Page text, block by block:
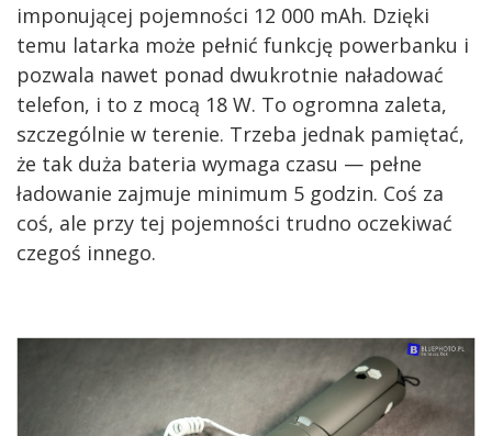
imponującej pojemności 12 000 mAh. Dzięki
temu latarka może pełnić funkcję powerbanku i
pozwala nawet ponad dwukrotnie naładować
telefon, i to z mocą 18 W. To ogromna zaleta,
szczególnie w terenie. Trzeba jednak pamiętać,
że tak duża bateria wymaga czasu — pełne
ładowanie zajmuje minimum 5 godzin. Coś za
coś, ale przy tej pojemności trudno oczekiwać
czegoś innego.